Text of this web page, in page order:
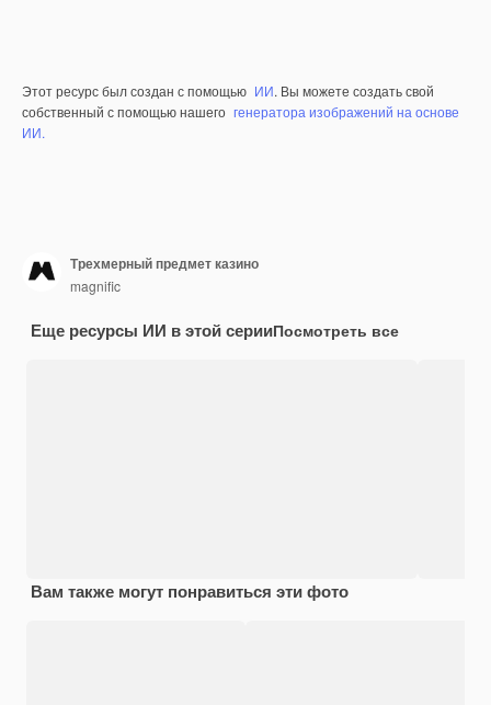
Этот ресурс был создан с помощью ИИ. Вы можете создать свой
собственный с помощью нашего генератора изображений на основе
ИИ.
Трехмерный предмет казино
magnific
Еще ресурсы ИИ в этой серииПосмотреть все
Вам также могут понравиться эти фото